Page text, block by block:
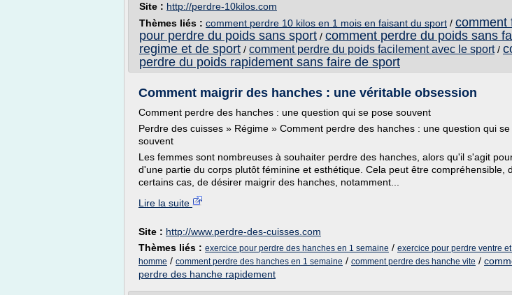
Site : http://perdre-10kilos.com
Thèmes liés : comment perdre 10 kilos en 1 mois en faisant du sport / comment
pour perdre du poids sans sport / comment perdre du poids sans
regime et de sport / comment perdre du poids facilement avec le sport/
perdre du poids rapidement sans faire de sport
Comment maigrir des hanches : une véritable obsession
Comment perdre des hanches : une question qui se pose souvent
Perdre des cuisses » Régime » Comment perdre des hanches : une question qui
souvent
Les femmes sont nombreuses à souhaiter perdre des hanches, alors qu'il s'agit
d'une partie du corps plutôt féminine et esthétique. Cela peut être compréhensible,
certains cas, de désirer maigrir des hanches, notamment...
Lire la suite
Site : http://www.perdre-des-cuisses.com
Thèmes liés : exercice pour perdre des hanches en 1 semaine / exercice pour perdre ventre
homme / comment perdre des hanches en 1 semaine / comment perdre des hanche vite /
perdre des hanche rapidement